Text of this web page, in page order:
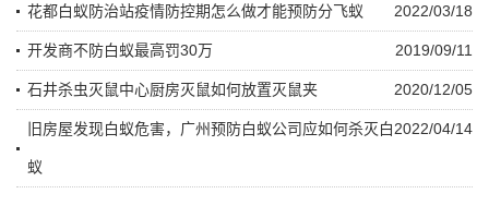
2022/03/18
花都白蚁防治站疫情防控期怎么做才能预防分飞蚁
2019/09/11
开发商不防白蚁最高罚30万
2020/12/05
石井杀虫灭鼠中心厨房灭鼠如何放置灭鼠夹
2022/04/14
旧房屋发现白蚁危害，广州预防白蚁公司应如何杀灭白
蚁